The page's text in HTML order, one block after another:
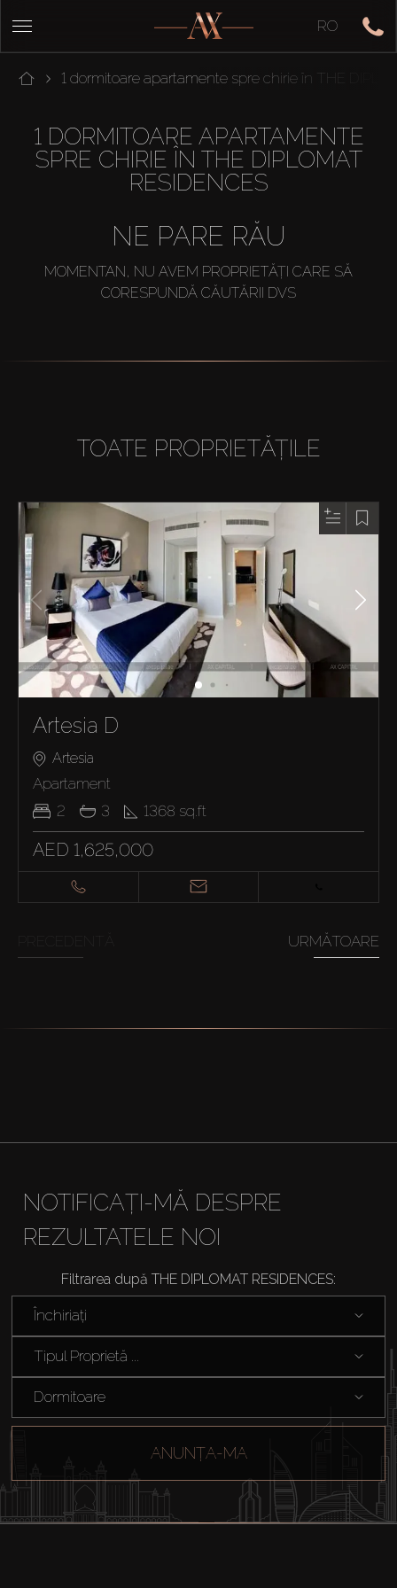
RO
1 dormitoare apartamente spre chirie în THE
1 DORMITOARE APARTAMENTE
SPRE CHIRIE ÎN THE DIPLOMAT
RESIDENCES
NE PARE RĂU
MOMENTAN, NU AVEM PROPRIETĂȚI CARE SĂ
CORESPUNDĂ CĂUTĂRII DVS
TOATE PROPRIETĂȚILE
Artesia D
Artesia
Apartament
2
3 1368 sq.ft
AED 1,625,000
URMĂTOARE
NOTIFICAȚI-MĂ DESPRE
REZULTATELE NOI
Filtrarea după THE DIPLOMAT RESIDENCES:
Închiriați
Tipul Proprietă ...
Dormitoare
ANUNȚA-MA